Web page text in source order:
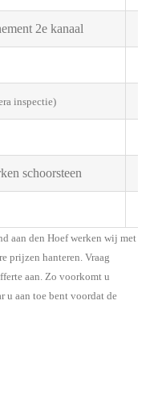
2e kanaal
inspectie)
schoorsteen
aan den Hoef werken wij met
prijzen hanteren. Vraag
aan. Zo voorkomt u
u aan toe bent voordat de